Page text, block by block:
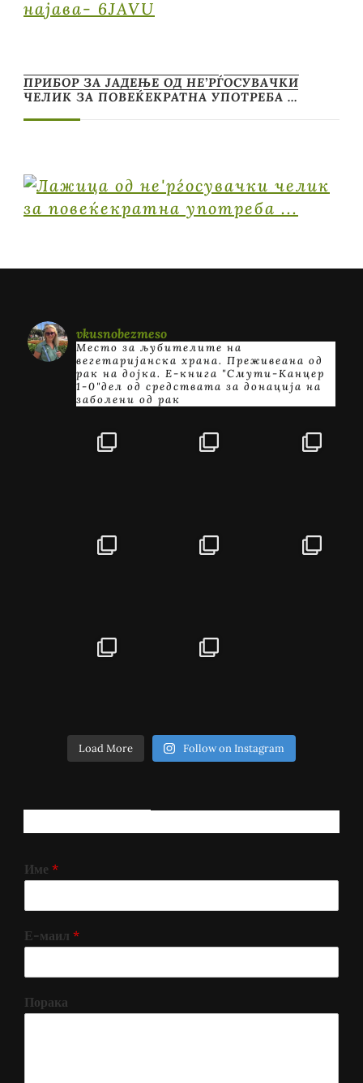
најава- 6JAVU
ПРИБОР ЗА ЈАДЕЊЕ ОД НЕ’РЃОСУВАЧКИ
ЧЕЛИК ЗА ПОВЕЌЕКРАТНА УПОТРЕБА …
vkusnobezmeso
Место за љубителите на
вегетаријанска храна. Преживеана од
рак на дојка. E-книга "Смути-Канцер
1-0"дел од средствата за донација на
заболени од рак
Load More Follow on Instagram
Име *
Е-маил *
Порака